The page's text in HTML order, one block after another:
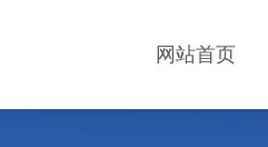
网站首页